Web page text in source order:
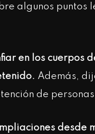
algunos puntos
en los cuerpos
Además,
de
desde